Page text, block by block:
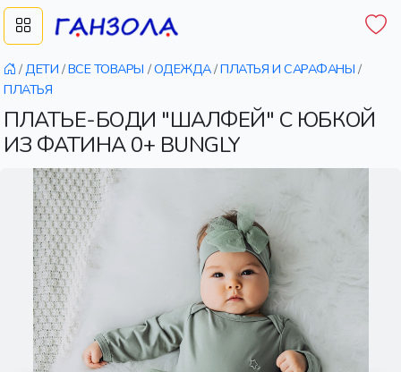
/ДЕТИ /ВСЕ ТОВАРЫ /ОДЕЖДА/ПЛАТЬЯ И САРАФАНЫ /
ПЛАТЬЯ
ПЛАТЬЕ-БОДИ "ШАЛФЕЙ" С ЮБКОЙ
ИЗ ФАТИНА 0+ BUNGLY